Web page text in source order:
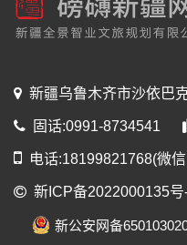
新疆乌鲁木齐市沙依巴
固话:0991-8734541
电话:18199821768(微
新ICP备2022000135号
新公安网备